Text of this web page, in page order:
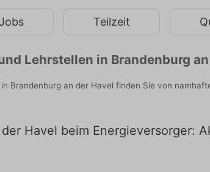
Teilzeit
Lehrstellen in Brandenburg
Brandenburg an der Havel finden Sie von
Havel beim Energieversorger: